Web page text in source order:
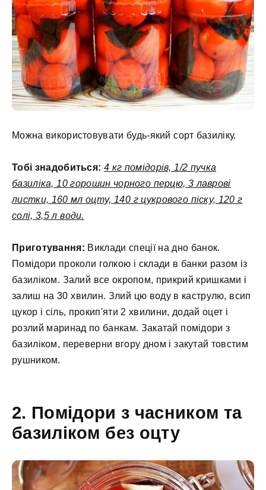
Можна використовувати будь-який сорт базиліку.
Тобі знадобиться: 4 кг помідорів, 1/2 пучка
базиліка, 10 горошин чорного перцю, 3 лаврові
листки, 160 мл оцту, 140 г цукрового піску, 120 г
солі, 3,5 л води.
Приготування: Виклади спеції на дно банок.
Помідори проколи голкою і склади в банки разом із
базиліком. Залий все окропом, прикрий кришками і
залиш на 30 хвилин. Злий цю воду в каструлю, всип
цукор і сіль, прокип'яти 2 хвилини, додай оцет і
розлий маринад по банкам. Закатай помідори з
базиліком, переверни вгору дном і закутай товстим
рушником.
2. Помідори з часником та
базиліком без оцту